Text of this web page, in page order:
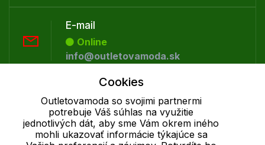
E-mail
Online
info@outletovamoda.sk
Offline
+421 277 270 055
Cookies
Outletovamoda so svojimi partnermi
potrebuje Váš súhlas na využitie
jednotlivých dát, aby sme Vám okrem iného
mohli ukazovať informácie týkajúce sa